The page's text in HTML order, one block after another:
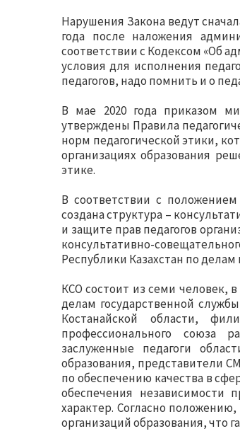
Нарушения Закона ведут
года после наложения
соответствии с Кодексом «Об
условия для исполнения
педагогов, надо помнить и о
В мае 2020 года приказом
утверждены Правила
норм педагогической этики,
организациях образования
этике.
В соответствии с
создана структура –
и защите прав педагогов
консультативно-
Республики Казахстан по
КСО состоит из семи человек,
делам государственной
Костанайской области,
профессионального союза
заслуженные педагоги
образования, представители
по обеспечению качества в
обеспечения
характер. Согласно
организаций образования,